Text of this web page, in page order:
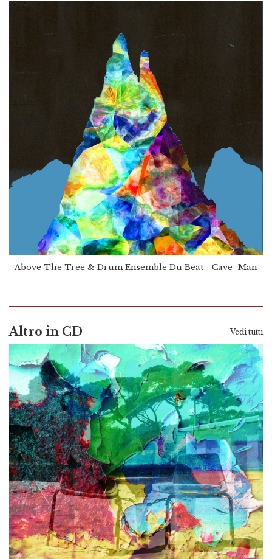
Above The Tree & Drum Ensemble Du Beat - Cave_Man
Altro in CD Vedi tutti